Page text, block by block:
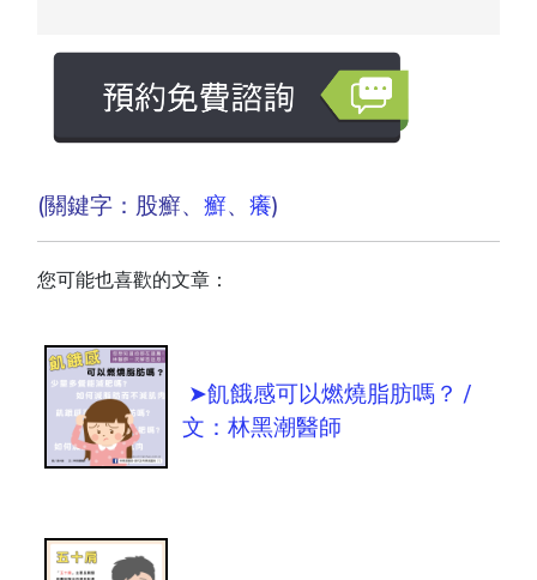
(關鍵字：股癬、癬、癢)
您可能也喜歡的文章：
➤飢餓感可以燃燒脂肪嗎？ /
文：林黑潮醫師